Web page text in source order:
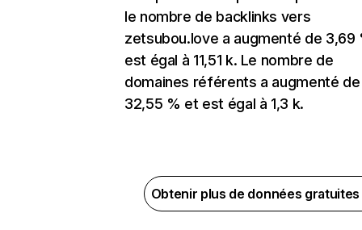
le nombre de backlinks vers
zetsubou.love a augmenté de 3,69
est égal à 11,51 k. Le nombre de
domaines référents a augmenté de
32,55 % et est égal à 1,3 k.
Obtenir plus de données